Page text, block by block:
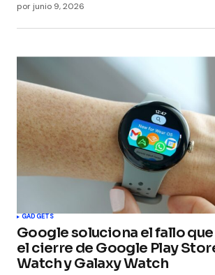
por junio 9, 2026
GADGETS
Google soluciona el fallo
el cierre de Google Play
Watch y Galaxy Watch